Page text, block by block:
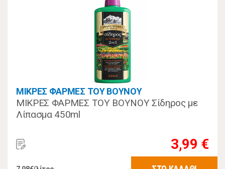
ΜΙΚΡΕΣ ΦΑΡΜΕΣ ΤΟΥ ΒΟΥΝΟΥ
ΜΙΚΡΕΣ ΦΑΡΜΕΣ ΤΟΥ ΒΟΥΝΟΥ Σίδηρος με
Λίπασμα 450ml
3,99 €